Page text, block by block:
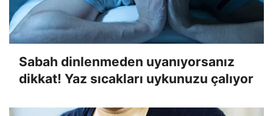
Sabah dinlenmeden uyanıyorsanız
dikkat! Yaz sıcakları uykunuzu çalıyor